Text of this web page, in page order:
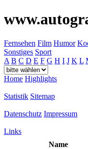
Fernsehen Film Humor
Sonstiges Sport
A B C D E F G H I J K L
Home Highlights
Statistik Sitemap
Datenschutz Impressum
Links
Name